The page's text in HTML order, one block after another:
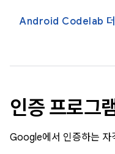
Android Codelab 더
인증 프로그
Google에서 인증하는 자